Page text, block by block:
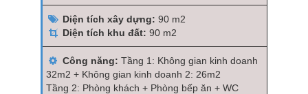
Diện tích xây dựng: 90 m2
Diện tích khu đất: 90 m2
Công năng: Tầng 1: Không gian kinh doanh
32m2 + Không gian kinh doanh 2: 26m2
Tầng 2: Phòng khách + Phòng bếp ăn + WC